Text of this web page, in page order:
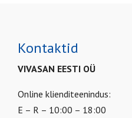
Kontaktid
VIVASAN EESTI OÜ
Online klienditeenindus:
E – R – 10:00 – 18:00